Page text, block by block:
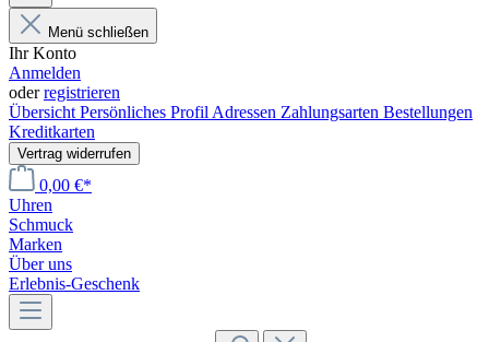
Menü schließen
Ihr Konto
Anmelden
oderregistrieren
Übersicht Persönliches Profil Adressen Zahlungsarten Bestellungen
Kreditkarten
Vertrag widerrufen
0,00 €*
Uhren
Schmuck
Marken
Über uns
Erlebnis-Geschenk